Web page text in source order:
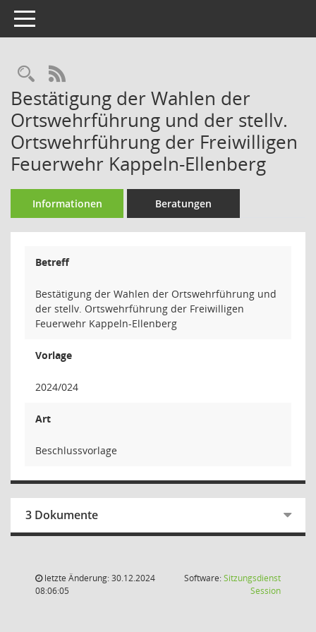
Toggle navigation
Rechercheauswahl
RSS-Feed
Bestätigung der Wahlen der
Ortswehrführung und der stellv.
Ortswehrführung der Freiwilligen
Feuerwehr Kappeln-Ellenberg
Informationen Beratungen
Betreff
Bestätigung der Wahlen der Ortswehrführung und
der stellv. Ortswehrführung der Freiwilligen
Feuerwehr Kappeln-Ellenberg
Vorlage
2024/024
Art
Beschlussvorlage
3 Dokumente
letzte Änderung: 30.12.2024
08:06:05
Software:Sitzungsdienst
Session(Wird in